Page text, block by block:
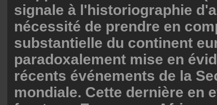
signale à l'historiographie
nécessité de prendre en
substantielle du continent
paradoxalement mise en
récents événements de la
mondiale. Cette dernière en